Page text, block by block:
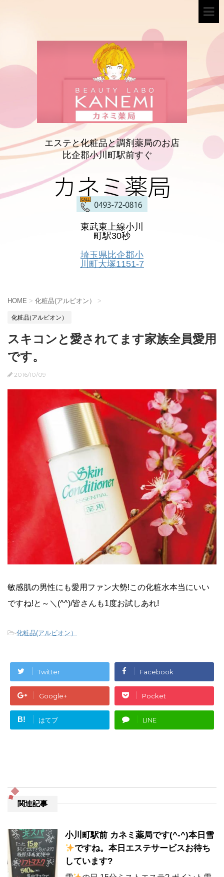
エステと化粧品と調剤薬局のお店
比企郡小川町駅前すぐ
カネミ薬局
東武東上線小川
町駅30秒
埼玉県比企郡小
川町大塚1151-7
HOME > 化粧品(アルビオン） >
化粧品(アルビオン）
スキコンと愛されてます家族全員愛用
です。
2016/10/09
敏感肌の男性にも愛用ファン大勢!この化粧水本当にいい
ですね!と～＼(^^)/皆さんも1度お試しあれ!
-化粧品(アルビオン）
Twitter Facebook
Google+ Pocket
B! はてブ LINE
関連記事
小川町駅前 カネミ薬局です(^-^)本日雪
ですね。本日エステサービスお待ち
しています?